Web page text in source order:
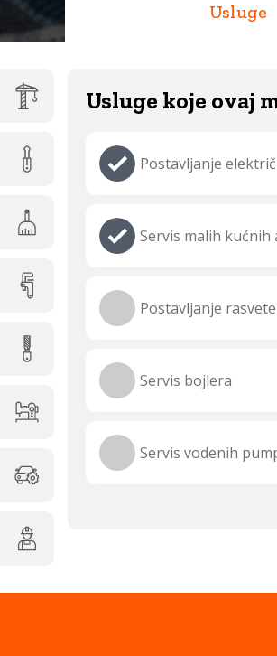
Usluge
Usluge koje ovaj
Postavljanje
Servis malih kućnih
Postavljanje rasvete
Servis bojlera
Servis vodenih